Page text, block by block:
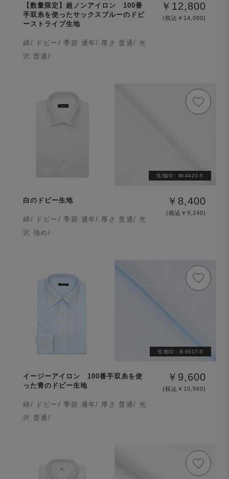
【数量限定】超ノンアイロン 100番
手双糸を使ったサックスブルーのドビ
ーストライプ生地
綿/ ドビー/ 季節 通年/ 厚さ 普通/ 光
沢 普通/
￥12,800
(税込￥14,080)
生地ID : W-4423-5
白のドビー生地
綿/ ドビー/ 季節 通年/ 厚さ 普通/ 光
沢 強め/
￥8,400
(税込￥9,240)
生地ID : B-6017-5
イージーアイロン 100番手双糸を使
った青のドビー生地
綿/ ドビー/ 季節 通年/ 厚さ 普通/ 光
沢 普通/
￥9,600
(税込￥10,560)